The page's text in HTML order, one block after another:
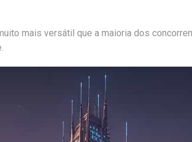
mais versátil que a maioria dos